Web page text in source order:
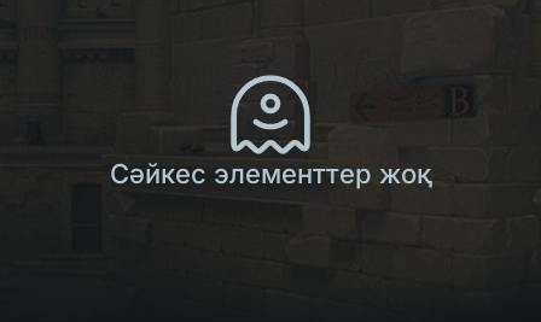
Сәйкес элементтер жоқ